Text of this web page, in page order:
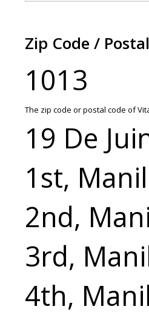
Zip Code /
1013
The zip code or postal code of
19 De
1st,
2nd,
3rd,
4th,